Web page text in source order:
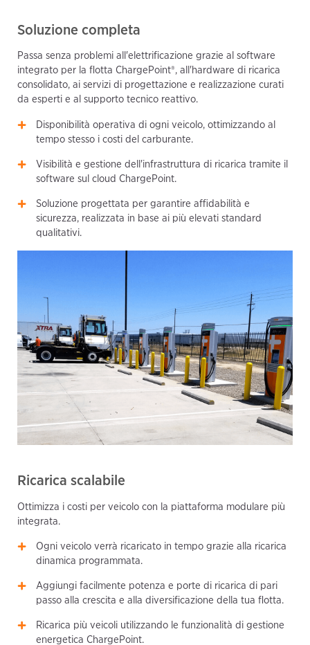
Soluzione completa
Passa senza problemi all'elettrificazione grazie al software
integrato per la flotta ChargePoint®, all'hardware di ricarica
consolidato, ai servizi di progettazione e realizzazione curati
da esperti e al supporto tecnico reattivo.
Disponibilità operativa di ogni veicolo, ottimizzando al
tempo stesso i costi del carburante.
Visibilità e gestione dell'infrastruttura di ricarica tramite il
software sul cloud ChargePoint.
Soluzione progettata per garantire affidabilità e
sicurezza, realizzata in base ai più elevati standard
qualitativi.
Ricarica scalabile
Ottimizza i costi per veicolo con la piattaforma modulare più
integrata.
Ogni veicolo verrà ricaricato in tempo grazie alla ricarica
dinamica programmata.
Aggiungi facilmente potenza e porte di ricarica di pari
passo alla crescita e alla diversificazione della tua flotta.
Ricarica più veicoli utilizzando le funzionalità di gestione
energetica ChargePoint.